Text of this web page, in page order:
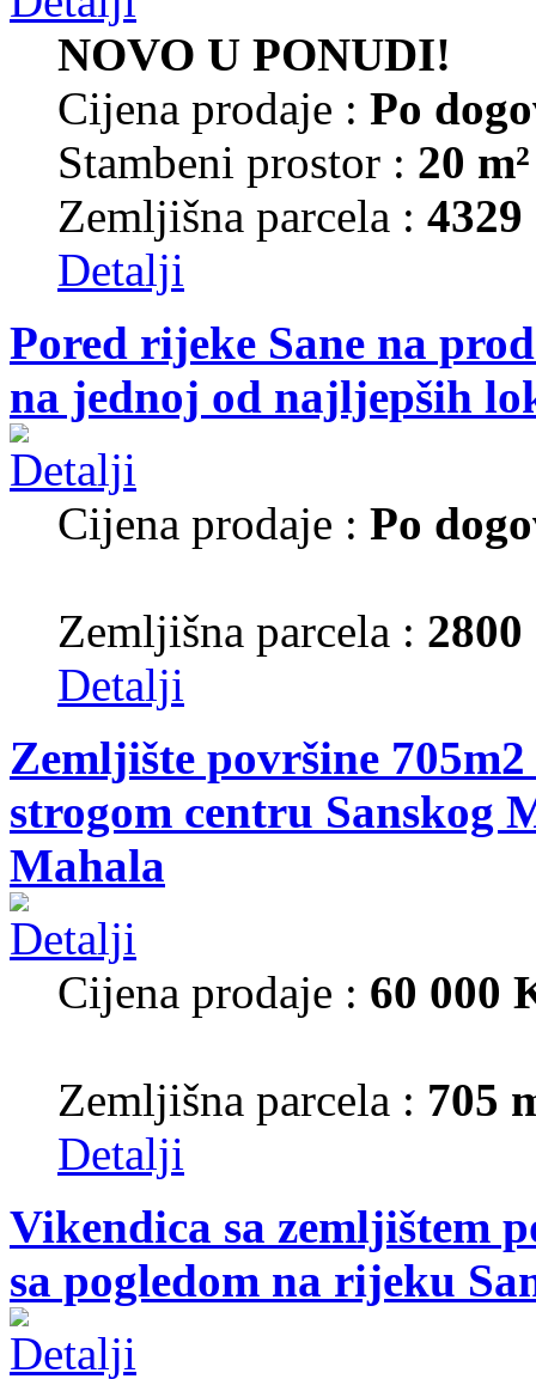
NOVO U PONUDI!
Cijena prodaje : Po
Stambeni prostor : 20 m²
Zemljišna parcela : 4329
Detalji
Pored rijeke Sane na
na jednoj od najljepših
Cijena prodaje : Po
Zemljišna parcela : 2800
Detalji
Zemljište površine
strogom centru Sanskog
Mahala
Cijena prodaje : 60 000
Zemljišna parcela : 705
Detalji
Vikendica sa zemljištem
sa pogledom na rijeku